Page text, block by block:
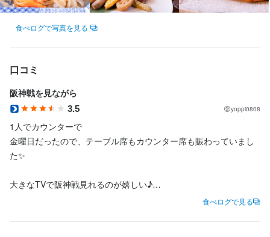
食べログで写真を見る
口コミ
阪神戦を見ながら
3.5 yoppi0808
1人でカウンターで
金曜日だったので、テーブル席もカウンター席も賑わっていまし
た✨
大きなTVで阪神戦見れるのが嬉しい♪
食べログで見る